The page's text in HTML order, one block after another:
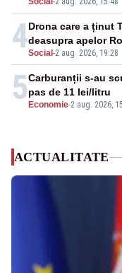
4Social -2 aug. 2026, 19:28
Drona care a ținut
deasupra apelor
5 Economie-2 aug. 2026,
Carburanții s-au
pas de 11 lei/litru
ACTUALITATE